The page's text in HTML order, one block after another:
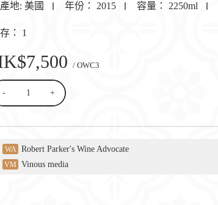
地: 美國 年份： 2015 容量： 2250ml
： 1
/ OWC3
- +
WA Robert Parker's Wine Advocate
VM Vinous media